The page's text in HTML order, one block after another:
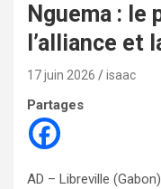
Nguema :
l’alliance et
17 juin 2026 isaac
Partages
AD – Libreville